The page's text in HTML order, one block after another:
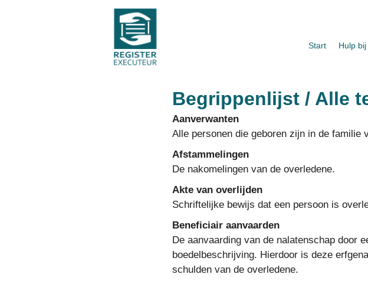
Start Hulp
Begrippenlijst / Alle
Aanverwanten
Alle personen die geboren zijn in de familie
Afstammelingen
De nakomelingen van de overledene.
Akte van overlijden
Schriftelijke bewijs dat een persoon is
Beneficiair aanvaarden
De aanvaarding van de nalatenschap door
boedelbeschrijving. Hierdoor is deze
schulden van de overledene.